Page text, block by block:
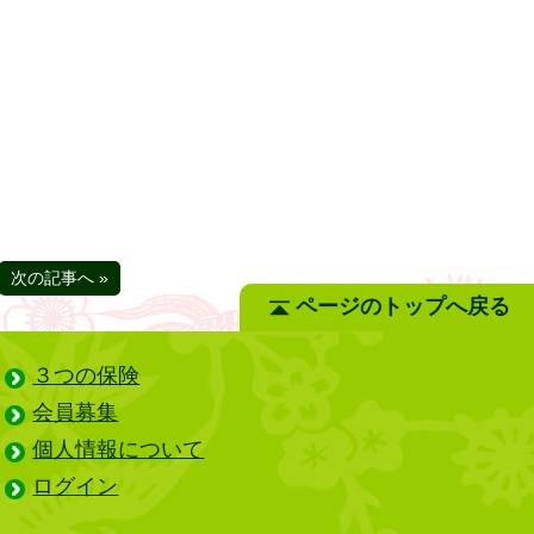
次の記事へ »
ページのトップへ戻る
３つの保険
会員募集
個人情報について
ログイン